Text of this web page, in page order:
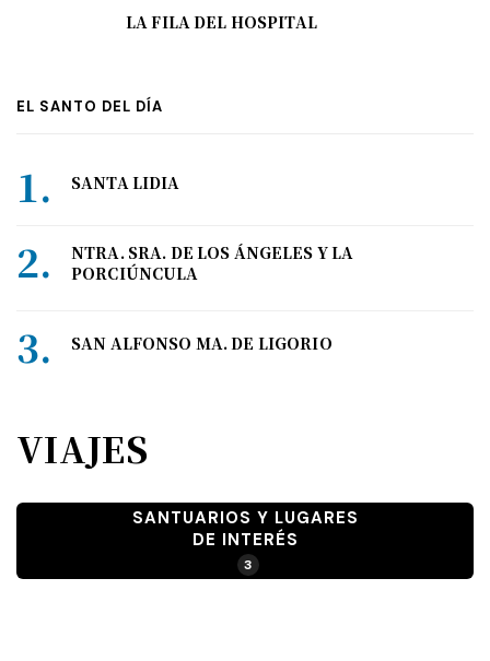
LA FILA DEL HOSPITAL
EL SANTO DEL DÍA
SANTA LIDIA
NTRA. SRA. DE LOS ÁNGELES Y LA
PORCIÚNCULA
SAN ALFONSO MA. DE LIGORIO
VIAJES
SANTUARIOS Y LUGARES
DE INTERÉS
3